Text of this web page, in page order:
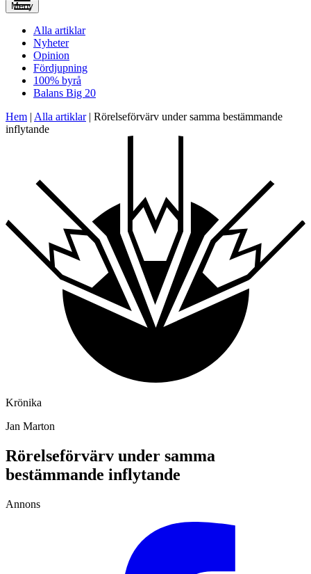
Meny
Alla artiklar
Nyheter
Opinion
Fördjupning
100% byrå
Balans Big 20
Hem | Alla artiklar| Rörelseförvärv under samma bestämmande
inflytande
Krönika
Jan Marton
Rörelseförvärv under samma
bestämmande inflytande
Annons